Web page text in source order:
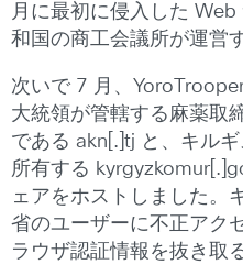
月に最初に侵入した
和国の商工会議所が運営
次いで 7 月、
大統領が管轄する麻薬取
である akn[.]tj と、キル
所有する
ェアをホストしました。
省のユーザーに不正アク
ラウザ認証情報を抜き取